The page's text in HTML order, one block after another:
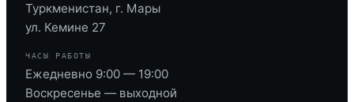
Туркменистан, г. Мары
ул. Кемине 27
ЧАСЫ РАБОТЫ
Ежедневно 9:00 — 19:00
Воскресенье — выходной